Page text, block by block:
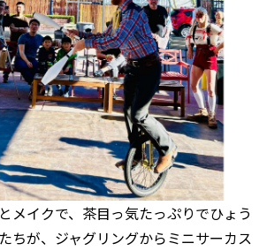
メイクで、茶目っ気たっぷりでひょう
ちが、ジャグリングからミニサーカス